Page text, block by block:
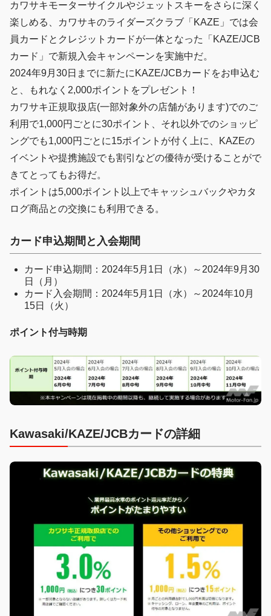
カワサキモーターサイクルやジェットスキーをさらに深く
楽しめる、カワサキのライダーズクラブ「KAZE」では会
員カードとクレジットカードが一体となった「KAZE/JCB
カード」で新規入会キャンペーンを実施中だ。
2024年9月30日までに新たにKAZE/JCBカードをお申込む
と、もれなく2,000ポイントをプレゼント！
カワサキ正規取扱店(一部対象外の店舗があります)でのご
利用で1,000円ごとに30ポイント、それ以外でのショッピ
ングでも1,000円ごとに15ポイントが付く上に、KAZEの
イベントや提携施設でも割引などの優待が受けることがで
きてとってもお得だ。
ポイントは5,000ポイント以上でキャッシュバックやカタ
ログ商品との交換にも利用できる。
カード申込期間と入会期間
カード申込期間：2024年5月1日（水）～2024年9月30
日（月）
カード入会期間：2024年5月1日（水）～2024年10月
15日（火）
ポイント付与時期
Kawasaki/KAZE/JCBカードの詳細